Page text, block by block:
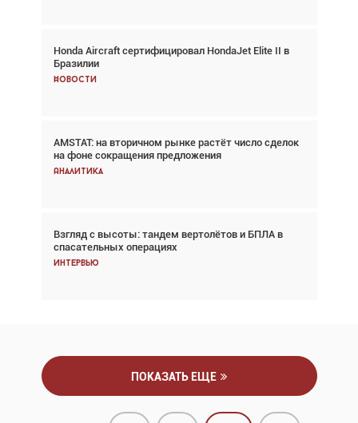
Honda Aircraft сертифицировал HondaJet Elite II в
Бразилии
Новости
AMSTAT: на вторичном рынке растёт число сделок
на фоне сокращения предложения
Аналитика
Взгляд с высоты: тандем вертолётов и БПЛА в
спасательных операциях
Интервью
Авиационный фотограф Дэйв Кох: «Фотография
говорит сама за себя... а ИИ всё портит»
Новости
Проблемы с цепочками поставок сохраняются
Аналитика
Частный самолёт – это актив. Подходите к
покупке соответствующим образом
Интервью
ПОКАЗАТЬ ЕЩЕ